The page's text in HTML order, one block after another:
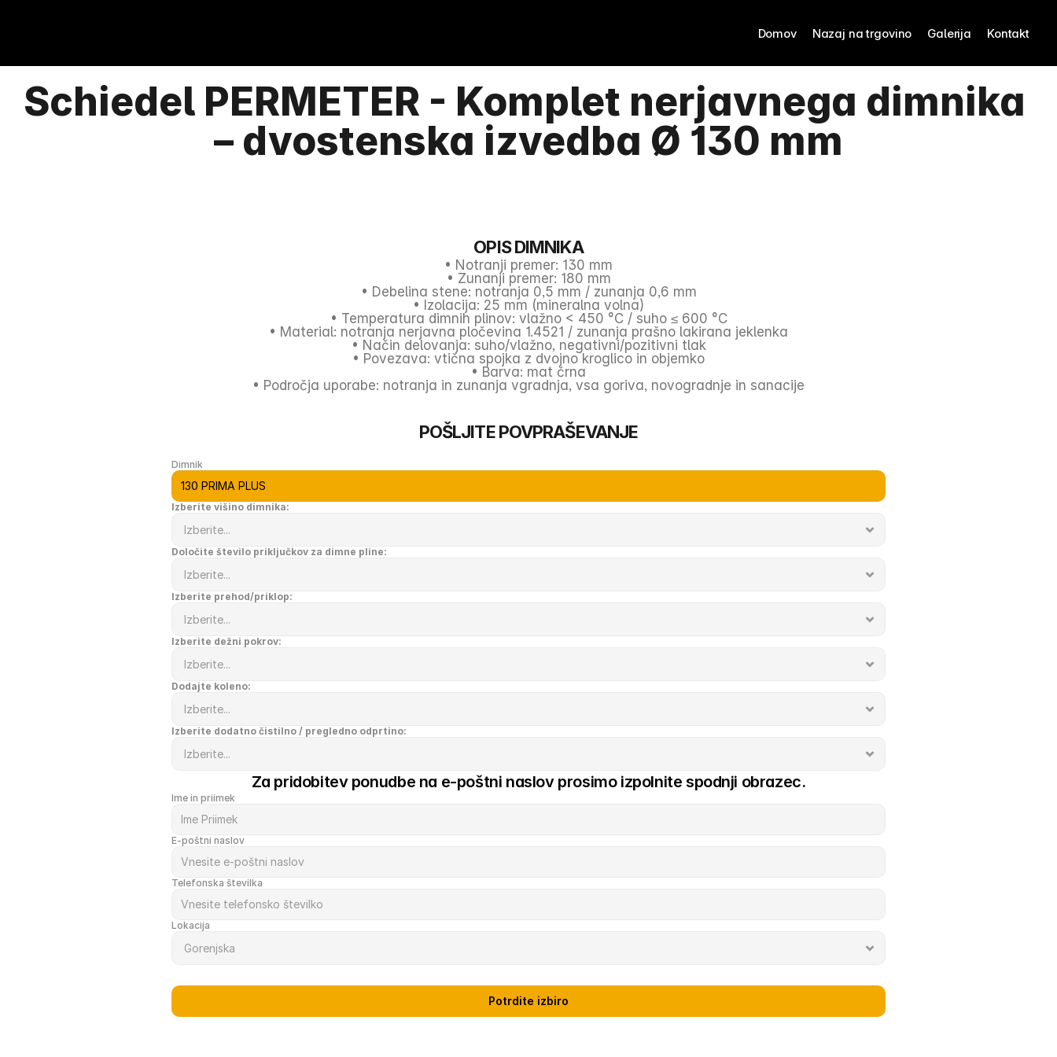
Domov Nazaj na trgovino Galerija Kontakt
Schiedel PERMETER - Komplet nerjavnega dimnika
– dvostenska izvedba Ø 130 mm
OPIS DIMNIKA
• Notranji premer: 130 mm
• Zunanji premer: 180 mm
• Debelina stene: notranja 0,5 mm / zunanja 0,6 mm
• Izolacija: 25 mm (mineralna volna)
• Temperatura dimnih plinov: vlažno < 450 °C / suho ≤ 600 °C
• Material: notranja nerjavna pločevina 1.4521 / zunanja prašno lakirana jeklenka
• Način delovanja: suho/vlažno, negativni/pozitivni tlak
• Povezava: vtična spojka z dvojno kroglico in objemko
• Barva: mat črna
• Področja uporabe: notranja in zunanja vgradnja, vsa goriva, novogradnje in sanacije
POŠLJITE POVPRAŠEVANJE
Dimnik
Izberite višino dimnika:
Določite število priključkov za dimne pline:
Izberite prehod/priklop:
Izberite dežni pokrov:
Dodajte koleno:
Izberite dodatno čistilno / pregledno odprtino:
Za pridobitev ponudbe na e-poštni naslov prosimo izpolnite spodnji obrazec.
Ime in priimek
E-poštni naslov
Telefonska številka
Lokacija
Potrdite izbiro